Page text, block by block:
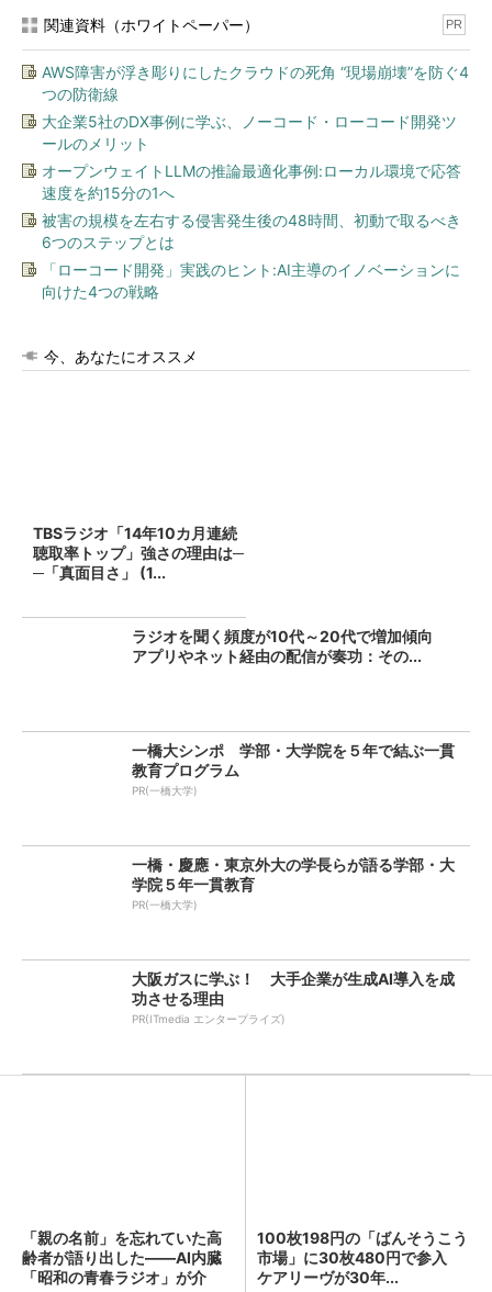
関連資料（ホワイトペーパー） PR
AWS障害が浮き彫りにしたクラウドの死角 “現場崩壊”を防ぐ4
つの防衛線
大企業5社のDX事例に学ぶ、ノーコード・ローコード開発ツ
ールのメリット
オープンウェイトLLMの推論最適化事例:ローカル環境で応答
速度を約15分の1へ
被害の規模を左右する侵害発生後の48時間、初動で取るべき
6つのステップとは
「ローコード開発」実践のヒント:AI主導のイノベーションに
向けた4つの戦略
今、あなたにオススメ
TBSラジオ「14年10カ月連続
聴取率トップ」強さの理由は─
─「真面目さ」 (1...
ラジオを聞く頻度が10代～20代で増加傾向
アプリやネット経由の配信が奏功：その...
一橋大シンポ 学部・大学院を５年で結ぶ一貫
教育プログラム
PR(一橋大学)
一橋・慶應・東京外大の学長らが語る学部・大
学院５年一貫教育
PR(一橋大学)
大阪ガスに学ぶ！ 大手企業が生成AI導入を成
功させる理由
PR(ITmedia エンタープライズ)
「親の名前」を忘れていた高
齢者が語り出した――AI内臓
「昭和の青春ラジオ」が介
100枚198円の「ばんそうこう
市場」に30枚480円で参入
ケアリーヴが30年...